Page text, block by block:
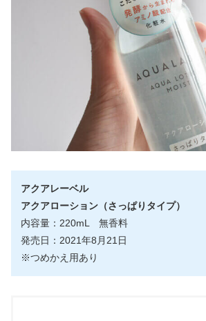
アクアレーベル
アクアローション（さっぱりタイプ）
内容量：220mL 無香料
発売日：2021年8月21日
※つめかえ用あり